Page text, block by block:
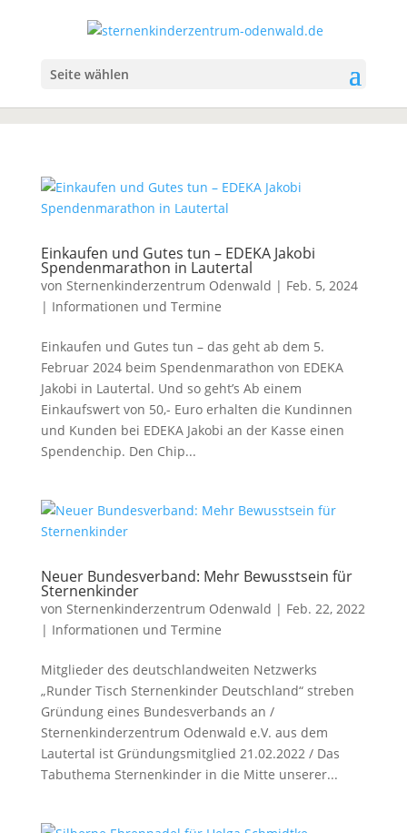
Seite wählen
Einkaufen und Gutes tun – EDEKA Jakobi
Spendenmarathon in Lautertal
von Sternenkinderzentrum Odenwald | Feb. 5, 2024
| Informationen und Termine
Einkaufen und Gutes tun – das geht ab dem 5.
Februar 2024 beim Spendenmarathon von EDEKA
Jakobi in Lautertal. Und so geht’s Ab einem
Einkaufswert von 50,- Euro erhalten die Kundinnen
und Kunden bei EDEKA Jakobi an der Kasse einen
Spendenchip. Den Chip...
Neuer Bundesverband: Mehr Bewusstsein für
Sternenkinder
von Sternenkinderzentrum Odenwald | Feb. 22, 2022
| Informationen und Termine
Mitglieder des deutschlandweiten Netzwerks
„Runder Tisch Sternenkinder Deutschland“ streben
Gründung eines Bundesverbands an /
Sternenkinderzentrum Odenwald e.V. aus dem
Lautertal ist Gründungsmitglied 21.02.2022 / Das
Tabuthema Sternenkinder in die Mitte unserer...